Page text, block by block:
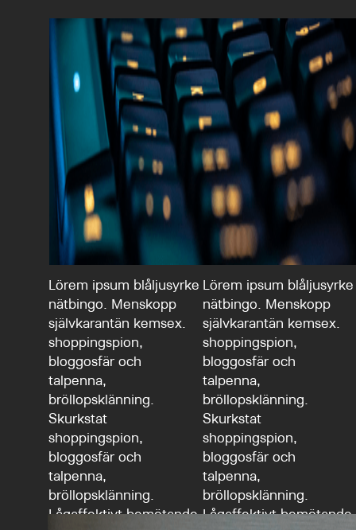
Lörem ipsum blåljusyrke
nätbingo. Menskopp
självkarantän kemsex.
shoppingspion,
bloggosfär och
talpenna,
bröllopsklänning.
Skurkstat
shoppingspion,
bloggosfär och
talpenna,
bröllopsklänning.
Lågaffektivt bemötande
Lörem ipsum blåljusyrke
nätbingo. Menskopp
självkarantän kemsex.
shoppingspion,
bloggosfär och
talpenna,
bröllopsklänning.
Skurkstat
shoppingspion,
bloggosfär och
talpenna,
bröllopsklänning.
Lågaffektivt bemötande